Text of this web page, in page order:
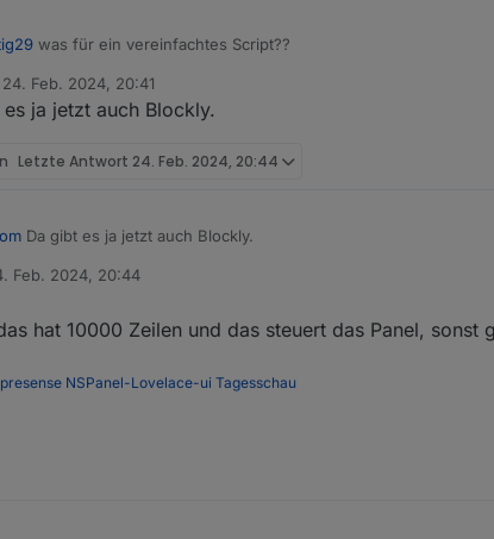
was für ein vereinfachtes Script??
auf Github ist lauffähig. Du musst nur die ersten Schritte
24. Feb. 2024, 20:41
von
ja jetzt auch Blockly.
Letzte Antwort 24. Feb. 2024, 20:44
Da gibt es ja jetzt auch Blockly.
Feb. 2024, 20:44
von
hat 10000 Zeilen und das steuert das Panel, sonst
NSPanel-Lovelace-ui Tagesschau